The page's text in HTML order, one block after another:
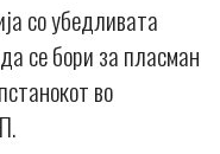
со убедливата
се бори за пласман
во